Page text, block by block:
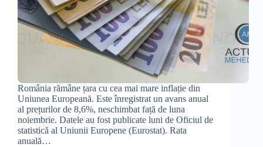
România rămâne țara cu cea mai mare inflație din
Uniunea Europeană. Este înregistrat un avans anual
al prețurilor de 8,6%, neschimbat față de luna
noiembrie. Datele au fost publicate luni de Oficiul de
statistică al Uniunii Europene (Eurostat). Rata
anuală…